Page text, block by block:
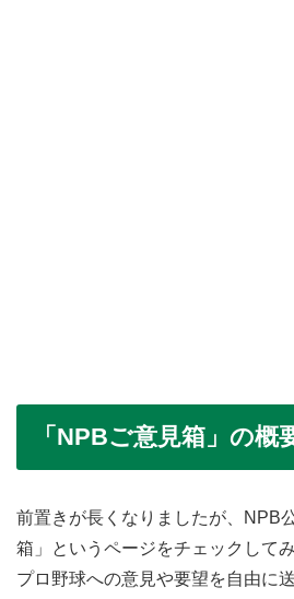
「NPBご意見箱」の概
前置きが長くなりましたが、NPB
箱」というページをチェックして
プロ野球への意見や要望を自由に